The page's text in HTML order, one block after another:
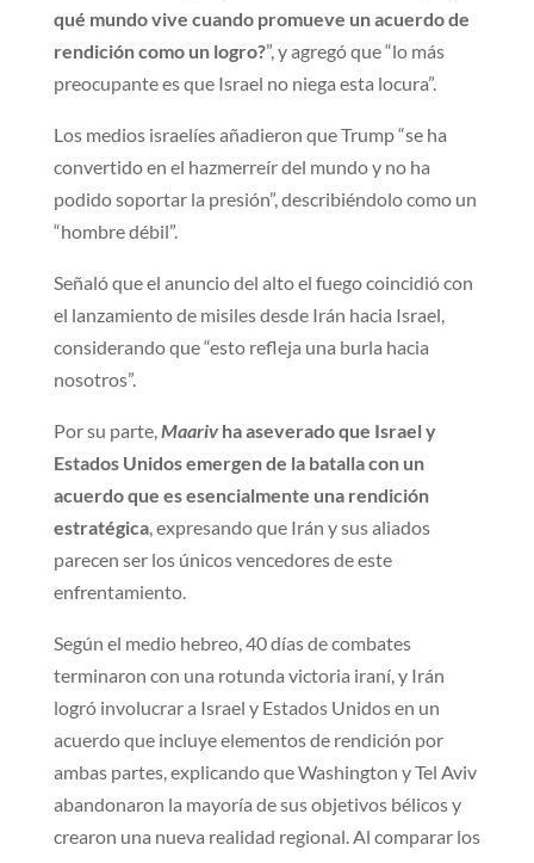
qué mundo vive cuando promueve un acuerdo de
rendición como un logro?”, y agregó que “lo más
preocupante es que Israel no niega esta locura”.
Los medios israelíes añadieron que Trump “se ha
convertido en el hazmerreír del mundo y no ha
podido soportar la presión”, describiéndolo como un
“hombre débil”.
Señaló que el anuncio del alto el fuego coincidió con
el lanzamiento de misiles desde Irán hacia Israel,
considerando que “esto refleja una burla hacia
nosotros”.
Por su parte,Maariv ha aseverado que Israel y
Estados Unidos emergen de la batalla con un
acuerdo que es esencialmente una rendición
estratégica, expresando que Irán y sus aliados
parecen ser los únicos vencedores de este
enfrentamiento.
Según el medio hebreo, ⁠40 días de combates
terminaron con una rotunda victoria iraní, y⁠ ⁠Irán
logró involucrar a Israel y Estados Unidos en un
acuerdo que incluye elementos de rendición por
ambas partes, explicando que Washington y Tel Aviv
abandonaron la mayoría de sus objetivos bélicos y
crearon una nueva realidad regional. Al comparar los